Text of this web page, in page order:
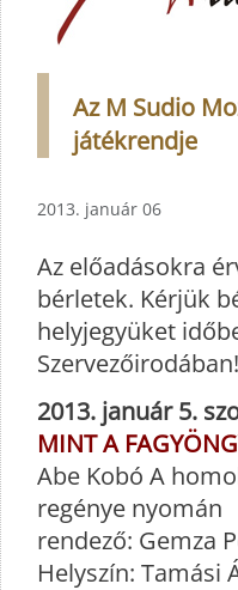
Az M Sudio
játékrendje
2013. január 06
Az előadásokra
bérletek. Kérjük
helyjegyüket
Szervezőirodában!
2013. január 5.
MINT A
Abe Kobó A
regénye nyomán
rendező: Gemza
Helyszín: Tamási